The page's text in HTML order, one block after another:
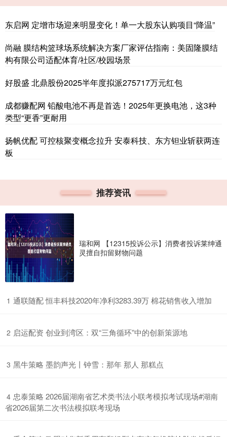
东启网 定增市场迎来明显变化！单一大股东认购项目“降温”
尚融 膜结构篮球场系统解决方案厂家评估指南：美固隆膜结
构有限公司适配体育/社区/校园场景
好股盛 北鼎股份2025半年度拟派275717万元红包
成都赚配网 铅酸电池不再是首选！2025年更换电池，这3种
类型“更香”更耐用
扬帆优配 可控核聚变概念拉升 安泰科技、东方钽业斩获两连
板
推荐资讯
瑞和网 【12315投诉公示】消费者投诉莱绅通
灵擅自扣留财物问题
1 ​通联随配 恒丰科技2020年净利3283.39万 棉花销售收入增加
2 ​启运配资 创业到湾区：双“三角循环”中的创新策源地
3 ​黑牛策略 墨韵声光丨钟雪：那年 那人 那糕点
4 ​忠泰策略 2026届湖南省艺术类书法小联考模拟考试现场#湖南
省2026届第二次书法模拟联考现场